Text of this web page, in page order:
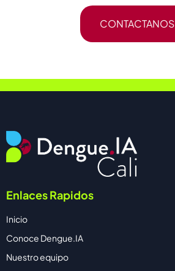
CONTACTANOS
Enlaces Rapidos
Inicio
Conoce Dengue.IA
Nuestro equipo